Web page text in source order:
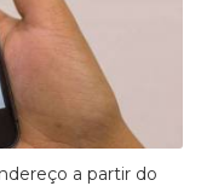
a partir do